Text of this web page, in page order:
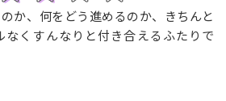
か、何をどう進めるのか、きちんと
なくすんなりと付き合えるふたりで